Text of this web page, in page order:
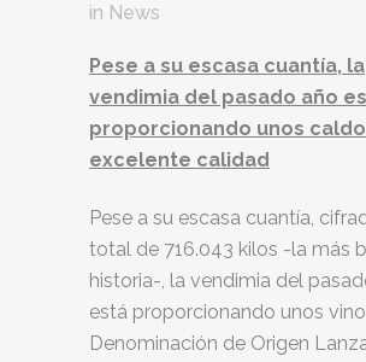
in News
Pese a su escasa cuantía, la
vendimia del pasado año
proporcionando unos
excelente calidad
Pese a su escasa cuantía,
total de 716.043 kilos -la más
historia-, la vendimia del
está proporcionando unos
Denominación de Origen